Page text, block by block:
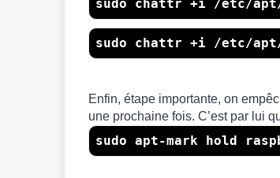
sudo chattr +i /etc/
sudo chattr +i /etc/
Enfin, étape importante, on
une prochaine fois. C’est par lui
sudo apt-mark hold